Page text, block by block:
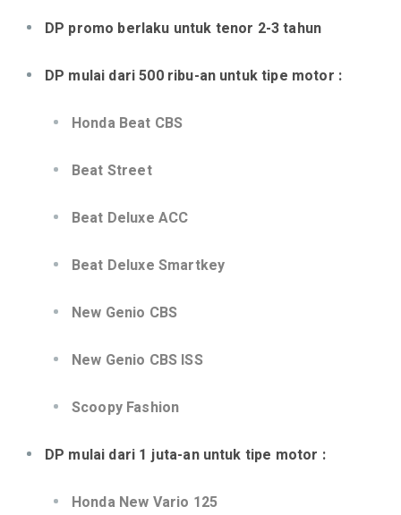
DP promo berlaku untuk tenor 2-3 tahun
DP mulai dari 500 ribu-an untuk tipe motor :
Honda Beat CBS
Beat Street
Beat Deluxe ACC
Beat Deluxe Smartkey
New Genio CBS
New Genio CBS ISS
Scoopy Fashion
DP mulai dari 1 juta-an untuk tipe motor :
Honda New Vario 125